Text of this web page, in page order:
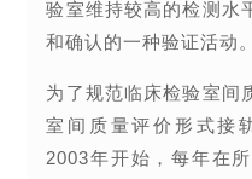
验室维持较高的检测水
和确认的一种验证活动。
为了规范临床检验室间
室间质量评价形式接
2003年开始，每年在